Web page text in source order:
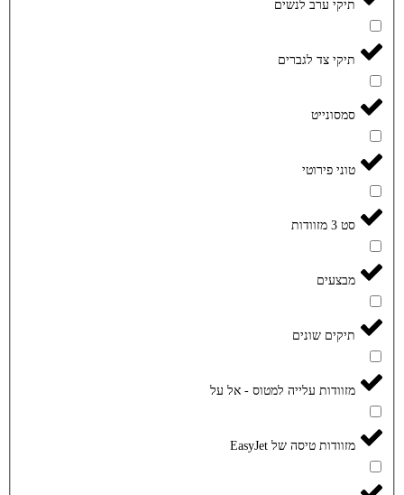
תיקי ערב לנשים
תיקי צד לגברים
סמסונייט
טוני פירוטי
סט 3 מזוודות
מבצעים
תיקים שונים
מזוודות עלייה למטוס - אל על
מזוודות טיסה של EasyJet